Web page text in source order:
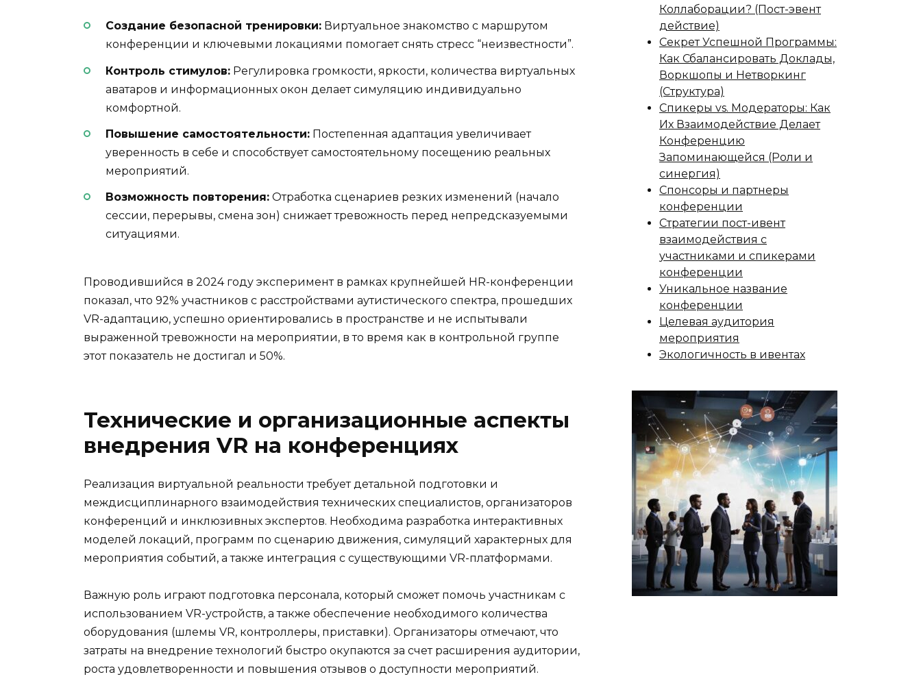
Создание безопасной тренировки: Виртуальное знакомство с маршрутом
конференции и ключевыми локациями помогает снять стресс “неизвестности”.
Контроль стимулов: Регулировка громкости, яркости, количества виртуальных
аватаров и информационных окон делает симуляцию индивидуально
комфортной.
Повышение самостоятельности: Постепенная адаптация увеличивает
уверенность в себе и способствует самостоятельному посещению реальных
мероприятий.
Возможность повторения: Отработка сценариев резких изменений (начало
сессии, перерывы, смена зон) снижает тревожность перед непредсказуемыми
ситуациями.
Проводившийся в 2024 году эксперимент в рамках крупнейшей HR-конференции
показал, что 92% участников с расстройствами аутистического спектра, прошедших
VR-адаптацию, успешно ориентировались в пространстве и не испытывали
выраженной тревожности на мероприятии, в то время как в контрольной группе
этот показатель не достигал и 50%.
Технические и организационные аспекты
внедрения VR на конференциях
Реализация виртуальной реальности требует детальной подготовки и
междисциплинарного взаимодействия технических специалистов, организаторов
конференций и инклюзивных экспертов. Необходима разработка интерактивных
моделей локаций, программ по сценарию движения, симуляций характерных для
мероприятия событий, а также интеграция с существующими VR-платформами.
Важную роль играют подготовка персонала, который сможет помочь участникам с
использованием VR-устройств, а также обеспечение необходимого количества
оборудования (шлемы VR, контроллеры, приставки). Организаторы отмечают, что
затраты на внедрение технологий быстро окупаются за счет расширения аудитории,
роста удовлетворенности и повышения отзывов о доступности мероприятий.
Коллаборации? (Пост-эвент
действие)
Секрет Успешной Программы:
Как Сбалансировать Доклады,
Воркшопы и Нетворкинг
(Структура)
Спикеры vs. Модераторы: Как
Их Взаимодействие Делает
Конференцию
Запоминающейся (Роли и
синергия)
Спонсоры и партнеры
конференции
Стратегии пост-ивент
взаимодействия с
участниками и спикерами
конференции
Уникальное название
конференции
Целевая аудитория
мероприятия
Экологичность в ивентах